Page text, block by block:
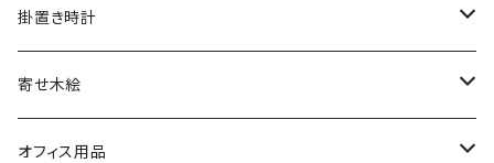
文字盤シングルタイプ
シルバーリングタイプ
シルバーリングタイプ
文字盤ツートンタイプ
掛置き時計
ふくろう時計
振り子時計
寄せ木絵
ふくろう
オフィス用品